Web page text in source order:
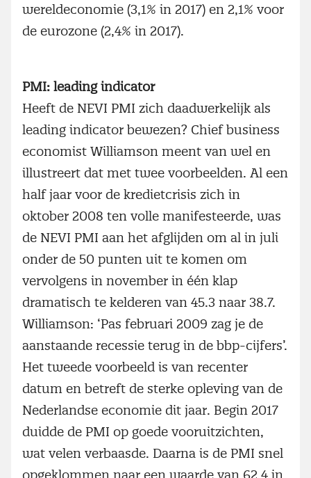
wereldeconomie (3,1% in 2017) en 2,1% voor
de eurozone (2,4% in 2017).
PMI: leading indicator
Heeft de NEVI PMI zich daadwerkelijk als
leading indicator bewezen? Chief business
economist Williamson meent van wel en
illustreert dat met twee voorbeelden. Al een
half jaar voor de kredietcrisis zich in
oktober 2008 ten volle manifesteerde, was
de NEVI PMI aan het afglijden om al in juli
onder de 50 punten uit te komen om
vervolgens in november in één klap
dramatisch te kelderen van 45.3 naar 38.7.
Williamson: ‘Pas februari 2009 zag je de
aanstaande recessie terug in de bbp-cijfers’.
Het tweede voorbeeld is van recenter
datum en betreft de sterke opleving van de
Nederlandse economie dit jaar. Begin 2017
duidde de PMI op goede vooruitzichten,
wat velen verbaasde. Daarna is de PMI snel